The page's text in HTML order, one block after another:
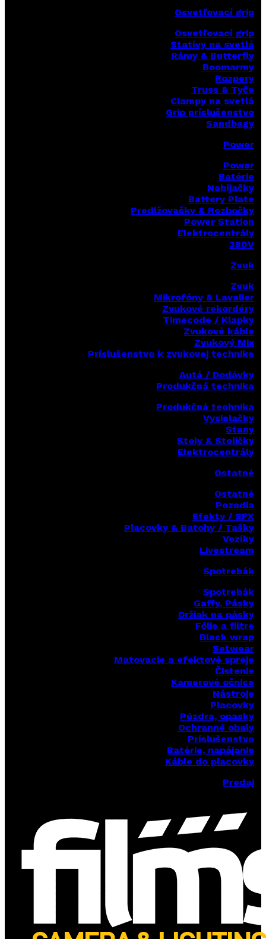
Osvetľovací grip
Osvetľovací grip
Statívy na svetlá
Rámy & Butterfly
Boomarmy
Rozpery
Truss & Tyče
Clampy na svetlá
Grip príslušenstvo
Sandbagy
Power
Power
Batérie
Nabíjačky
Battery Plate
Predlžovačky & Rozbočky
Power Station
Elektrocentrály
380V
Zvuk
Zvuk
Mikrofóny & Lavalier
Zvukové rekordéry
Timecode / Klapky
Zvukové káble
Zvukový Mix
Príslušenstvo k zvukovej technike
Autá / Dodávky
Produkčná technika
Produkčná technika
Vysielačky
Stany
Stoly & Stoličky
Elektrocentrály
Ostatné
Ostatné
Pozadia
Efekty / SFX
Placovky & Batohy / Tašky
Vozíky
Livestream
Spotrebák
Spotrebák
Gaffy, Pásky
Držiak na pásky
Fólie a filtre
Black wrap
Setwear
Matovacie a efektové spreje
Čistenie
Kamerové očnice
Nástroje
Placovky
Púzdra, opasky
Ochranné obaly
Príslušenstvo
Batérie, napájanie
Káble do placovky
Predaj